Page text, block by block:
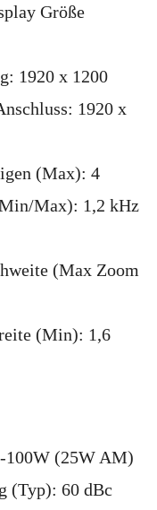
Größe
1920 x 1200
1920 x
(Max): 4
Max): 1,2 kHz
(Max Zoom
(Min): 1,6
100W (25W AM)
(Typ): 60 dBc